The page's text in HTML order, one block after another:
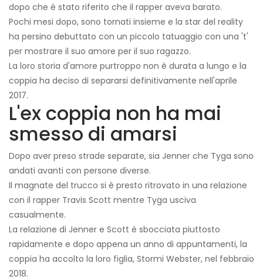
dopo che è stato riferito che il rapper aveva barato.
Pochi mesi dopo, sono tornati insieme e la star del reality
ha persino debuttato con un piccolo tatuaggio con una 't'
per mostrare il suo amore per il suo ragazzo.
La loro storia d'amore purtroppo non è durata a lungo e la
coppia ha deciso di separarsi definitivamente nell'aprile
2017.
L'ex coppia non ha mai
smesso di amarsi
Dopo aver preso strade separate, sia Jenner che Tyga sono
andati avanti con persone diverse.
Il magnate del trucco si è presto ritrovato in una relazione
con il rapper Travis Scott mentre Tyga usciva
casualmente.
La relazione di Jenner e Scott è sbocciata piuttosto
rapidamente e dopo appena un anno di appuntamenti, la
coppia ha accolto la loro figlia, Stormi Webster, nel febbraio
2018.